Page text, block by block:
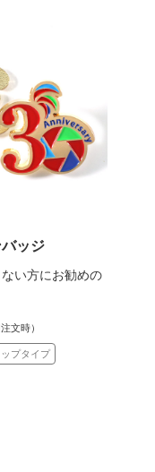
ッジ
い方にお勧めの
文時）
プタイプ